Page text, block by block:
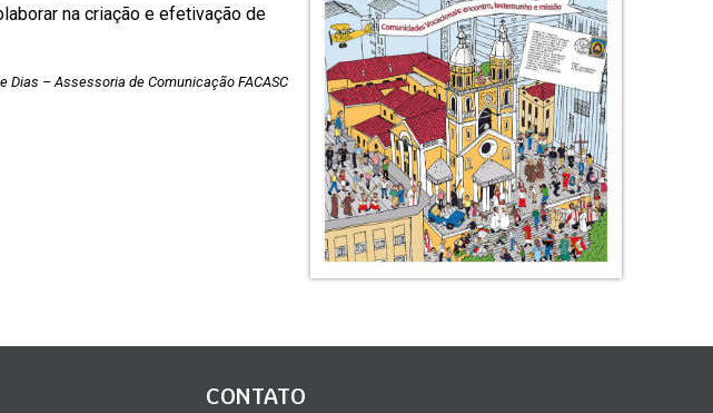
na criação e efetivação de
Dias – Assessoria de Comunicação FACASC
CONTATO